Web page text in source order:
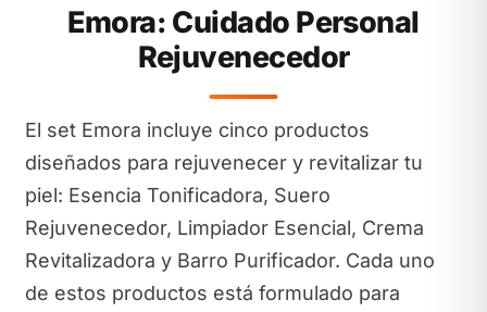
Emora: Cuidado Personal
Rejuvenecedor
El set Emora incluye cinco productos
diseñados para rejuvenecer y revitalizar tu
piel: Esencia Tonificadora, Suero
Rejuvenecedor, Limpiador Esencial, Crema
Revitalizadora y Barro Purificador. Cada uno
de estos productos está formulado para